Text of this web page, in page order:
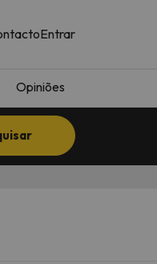
Entrar
Opiniões